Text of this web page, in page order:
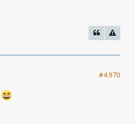
#4.970